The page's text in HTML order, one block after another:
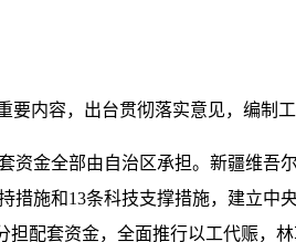
内容，出台贯彻落实意见，编制
金全部由自治区承担。新疆维吾
施和13条科技支撑措施，建立中
配套资金，全面推行以工代赈，